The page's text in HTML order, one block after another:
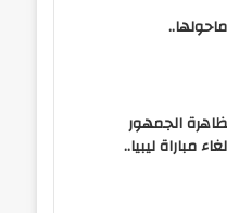
35 لمظاهرة الجمهور
مباراة ليبيا..